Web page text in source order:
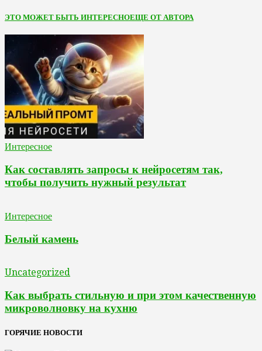
ЭТО МОЖЕТ БЫТЬ ИНТЕРЕСНОЕЩЕ ОТ АВТОРА
Интересное
Как составлять запросы к нейросетям так,
чтобы получить нужный результат
Интересное
Белый камень
Uncategorized
Как выбрать стильную и при этом качественную
микроволновку на кухню
ГОРЯЧИЕ НОВОСТИ